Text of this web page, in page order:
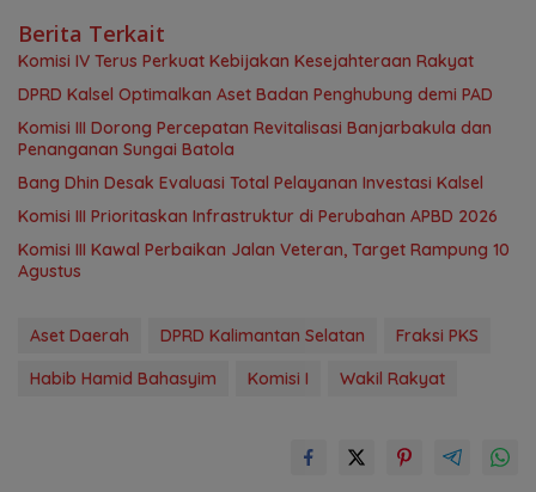
Berita Terkait
Komisi IV Terus Perkuat Kebijakan Kesejahteraan Rakyat
‎DPRD Kalsel Optimalkan Aset Badan Penghubung demi PAD
‎Komisi III Dorong Percepatan Revitalisasi Banjarbakula dan
Penanganan Sungai Batola
‎Bang Dhin Desak Evaluasi Total Pelayanan Investasi Kalsel
‎Komisi III Prioritaskan Infrastruktur di Perubahan APBD 2026
Komisi III Kawal Perbaikan Jalan Veteran, Target Rampung 10
Agustus
Aset Daerah DPRD Kalimantan Selatan
Fraksi PKS
Habib Hamid Bahasyim
Komisi I Wakil Rakyat